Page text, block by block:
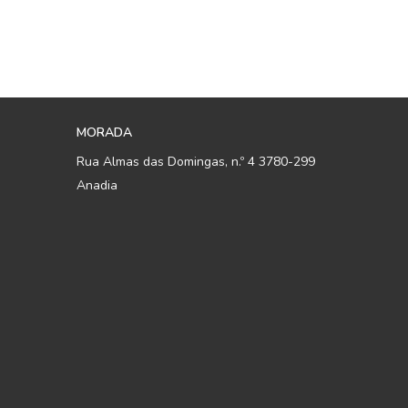
MORADA
Rua Almas das Domingas, n.º 4 3780-299
Anadia